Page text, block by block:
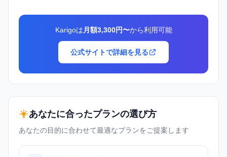
Karigoは 月額3,300円〜から利用可能
公式サイトで詳細を見る
あなたに合ったプランの選び方
あなたの目的に合わせて最適なプランをご提案します